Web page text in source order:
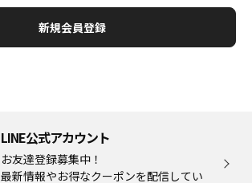
LINE公式アカウント
お友達登録募集中！
最新情報やお得なクーポンを配信してい